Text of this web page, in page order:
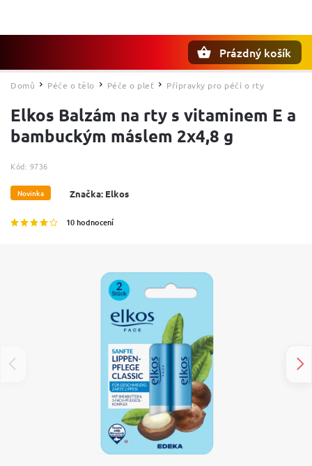
Prázdný košík
Domů / Péče o tělo / Péče o pleť / Přípravky pro péči o rty
Elkos Balzám na rty s vitaminem E a
bambuckým máslem 2x4,8 g
Kód: 9736
Novinka
10 hodnocení
Značka: Elkos